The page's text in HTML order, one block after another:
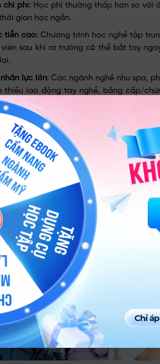
chi phí: Học phí thường thấp hơn so với
gian học ngắn.
tiễn cao: Chương trình học nghề tập
sau khi ra trường có thể bắt tay
lực lớn: Các ngành nghề như spa,
thiếu lao động tay nghề, bằng cấp/
làm.
nhập tốt: Nhiều nghề lương khởi điểm
: Một số nghề như spa, chăm sóc
khi thành thạo kỹ năng.